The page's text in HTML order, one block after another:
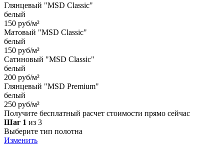
Глянцевый "MSD Classic"
белый
150 руб/м²
Матовый "MSD Classic"
белый
150 руб/м²
Сатиновый "MSD Classic"
белый
200 руб/м²
Глянцевый "MSD Premium"
белый
250 руб/м²
Получите бесплатный расчет стоимости прямо сейчас
Шаг 1 из 3
Выберите тип полотна
Изменить